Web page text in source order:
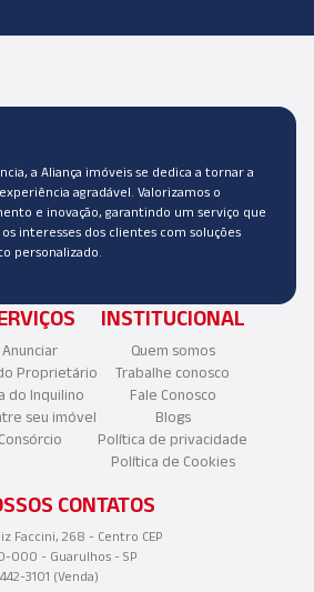
a Aliança imóveis se dedica a tornar a
agradável. Valorizamos o
e inovação, garantindo um serviço que
interesses dos clientes com soluções
personalizado.
Anunciar
Proprietário
do Inquilino
seu imóvel
Consórcio
INSTITUCIONAL
Quem somos
Trabalhe conosco
Fale Conosco
Blogs
Política de privacidade
Política de Cookies
CONTATOS
Faccini, 268 - Centro CEP
000 - Guarulhos - SP
3101 (Venda)